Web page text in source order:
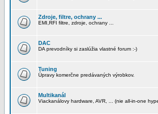
Zdroje, filtre, ochrany ...
EMI,RFI filtre, zdroje, ochrany ...
DAC
DA prevodníky si zaslúžia vlastné forum :-)
Tuning
Úpravy komerčne predávaných výrobkov.
Multikanál
Viackanálovy hardware, AVR, ... (nie all-in-one